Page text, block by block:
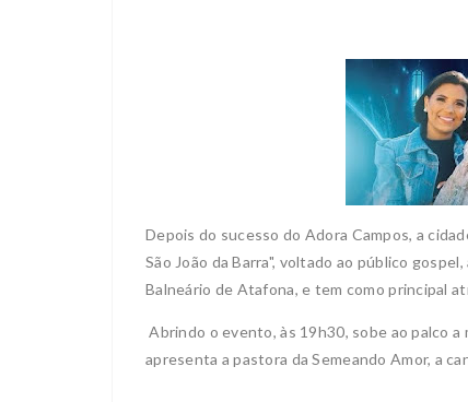
Depois do sucesso do Adora Campos, a
São João da Barra", voltado ao público
Balneário de Atafona, e tem como principal
Abrindo o evento, às 19h30, sobe ao palco
apresenta a pastora da Semeando Amor, a